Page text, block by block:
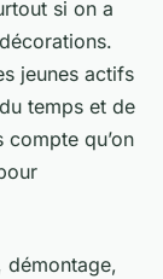
si on a
jeunes actifs
temps et de
compte qu’on
démontage,